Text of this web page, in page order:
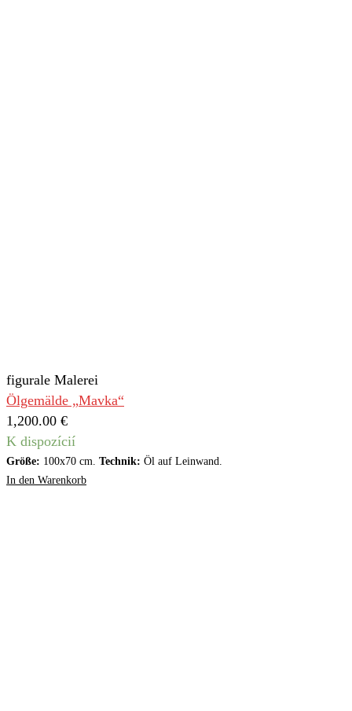
figurale Malerei
Ölgemälde „Mavka“
1,200.00 €
K dispozícií
Größe: 100x70 cm. Technik: Öl auf Leinwand.
In den Warenkorb